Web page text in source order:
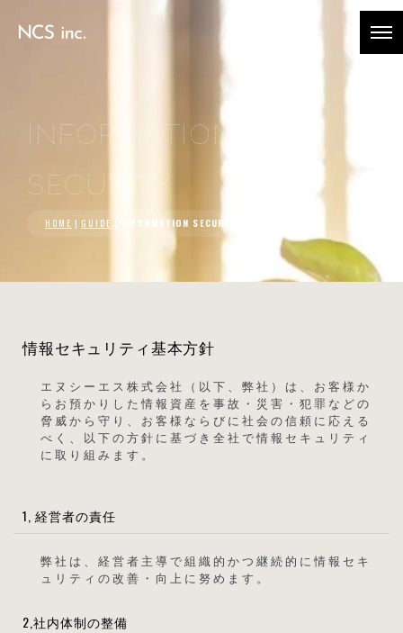
INFORMATION
SECURITY
HOME | GUIDE | INFORMATION SECURITY
情報セキュリティ基本方針
エヌシーエス株式会社（以下、弊社）は、お客様か
らお預かりした情報資産を事故・災害・犯罪などの
脅威から守り、お客様ならびに社会の信頼に応える
べく、以下の方針に基づき全社で情報セキュリティ
に取り組みます。
1, 経営者の責任
弊社は、経営者主導で組織的かつ継続的に情報セキ
ュリティの改善・向上に努めます。
2,社内体制の整備